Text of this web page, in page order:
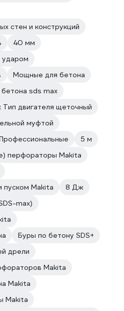
стен и конструкций
40 мм
ударом
Мощные для бетона
sds max
Тип двигателя щеточный
муфтой
5 м
перфораторы Makita
Makita
8 Дж
max)
Буры по бетону SDS+
дрели
Makita
Makita
Makita